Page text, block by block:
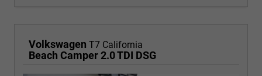
Volkswagen T7 California
Beach Camper 2.0 TDI DSG